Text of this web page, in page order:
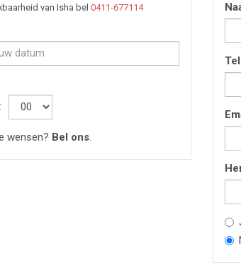
van Isha bel 0411-677114
:
wensen? Bel ons